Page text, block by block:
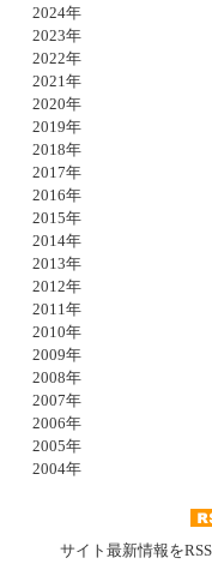
2024年
2023年
2022年
2021年
2020年
2019年
2018年
2017年
2016年
2015年
2014年
2013年
2012年
2011年
2010年
2009年
2008年
2007年
2006年
2005年
2004年
サイト最新情報を